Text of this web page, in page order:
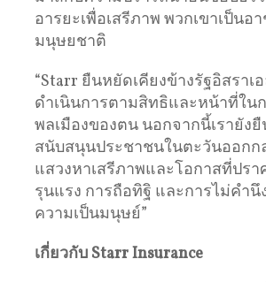
อารยะเพื่อเสรีภาพ พวกเขาเป็น
มนุษยชาติ
“Starr ยืนหยัดเคียงข้างรัฐอิสราเ
ดำเนินการตามสิทธิและหน้าที่ใน
พลเมืองของตน นอกจากนี้เรายัง
สนับสนุนประชาชนในตะวันออกก
แสวงหาเสรีภาพและโอกาสที่ปรา
รุนแรง การถือทิฐิ และการไม่คำนึ
ความเป็นมนุษย์”
เกี่ยวกับ Starr Insurance